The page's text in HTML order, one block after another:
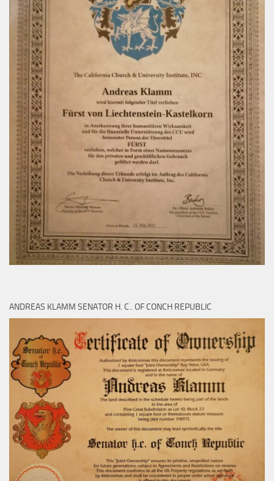
ANDREAS KLAMM SENATOR H. C.. OF CONCH REPUBLIC